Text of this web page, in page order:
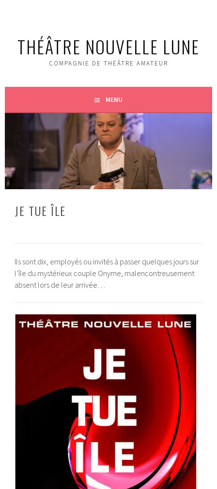
principal
THÉÂTRE NOUVELLE LUNE
COMPAGNIE DE THÉ­ÂTRE AMATEUR
MENU
JE TUE ÎLE
Ils sont dix, employés ou invités à passer quelques jours sur
l’île du mystérieux couple Onyme, malencontreusement
absent lors de leur arrivée…